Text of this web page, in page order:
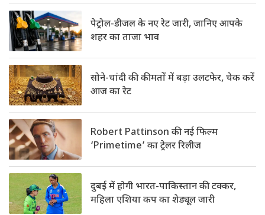
पेट्रोल-डीजल के नए रेट जारी, जानिए आपके
शहर का ताजा भाव
सोने-चांदी की कीमतों में बड़ा उलटफेर, चेक करें
आज का रेट
Robert Pattinson की नई फिल्म
‘Primetime’ का ट्रेलर रिलीज
दुबई में होगी भारत-पाकिस्तान की टक्कर,
महिला एशिया कप का शेड्यूल जारी